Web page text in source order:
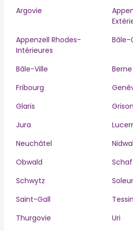
Argovie
Appenzell Rhodes-
Intérieures
Bâle-
Bâle-Ville
Berne
Fribourg
Glaris
Jura
Neuchâtel
Obwald
Schwytz
Saint-Gall
Tessin
Thurgovie
Uri